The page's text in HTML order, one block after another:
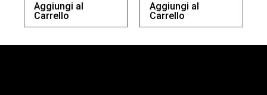
Aggiungi al
Carrello
Aggiungi al
Carrello